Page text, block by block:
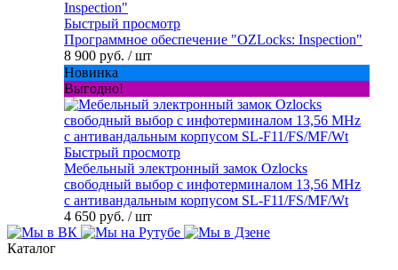
Быстрый просмотр
Программное обеспечение "OZLocks: Inspection"
8 900 руб. / шт
Новинка
Выгодно!
Быстрый просмотр
Мебельный электронный замок Ozlocks
свободный выбор с инфотерминалом 13,56 MHz
с антивандальным корпусом SL-F11/FS/MF/Wt
4 650 руб. / шт
Каталог